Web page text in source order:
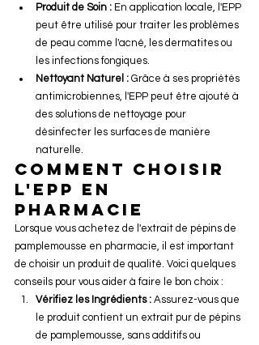
Produit de Soin : En application locale, l'EPP
peut être utilisé pour traiter les problèmes
de peau comme l'acné, les dermatites ou
les infections fongiques.
Nettoyant Naturel : Grâce à ses propriétés
antimicrobiennes, l'EPP peut être ajouté à
des solutions de nettoyage pour
désinfecter les surfaces de manière
naturelle.
Comment Choisir
l'EPP en
Pharmacie
Lorsque vous achetez de l'extrait de pépins de
pamplemousse en pharmacie, il est important
de choisir un produit de qualité. Voici quelques
conseils pour vous aider à faire le bon choix :
Vérifiez les Ingrédients : Assurez-vous que
le produit contient un extrait pur de pépins
de pamplemousse, sans additifs ou